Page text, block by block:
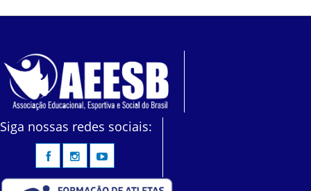
Siga nossas redes sociais: